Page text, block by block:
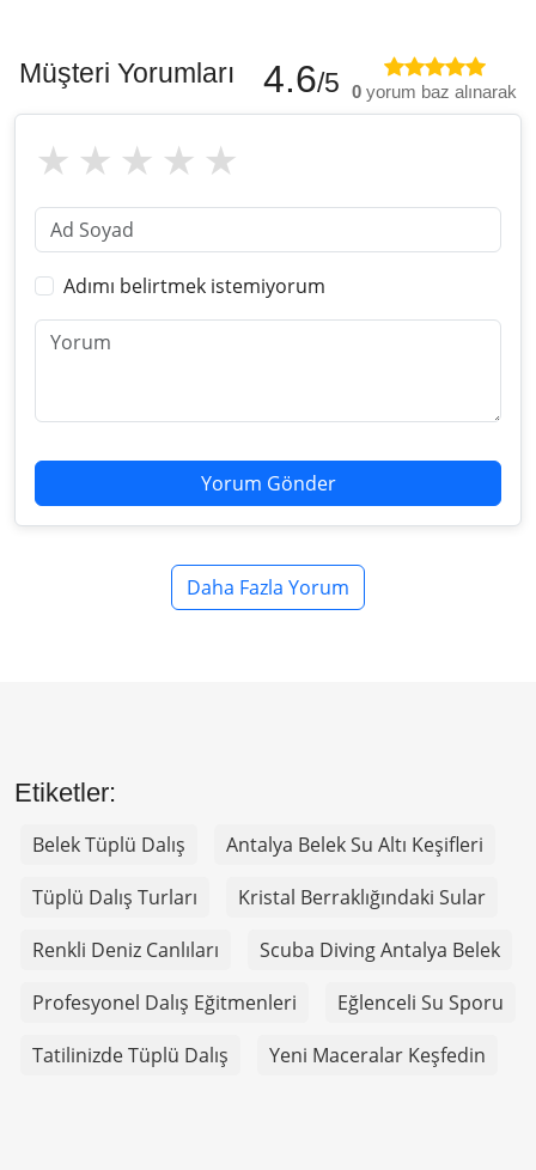
Müşteri Yorumları 4.6/5 0 yorum baz alınarak
Adımı belirtmek istemiyorum
Yorum Gönder
Daha Fazla Yorum
Etiketler:
Belek Tüplü Dalış
Antalya Belek Su Altı Keşifleri
Tüplü Dalış Turları
Kristal Berraklığındaki Sular
Renkli Deniz Canlıları
Scuba Diving Antalya Belek
Profesyonel Dalış Eğitmenleri
Eğlenceli Su Sporu
Tatilinizde Tüplü Dalış
Yeni Maceralar Keşfedin